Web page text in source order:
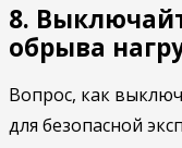
8.
обрыва
Вопрос, как
для безопасной